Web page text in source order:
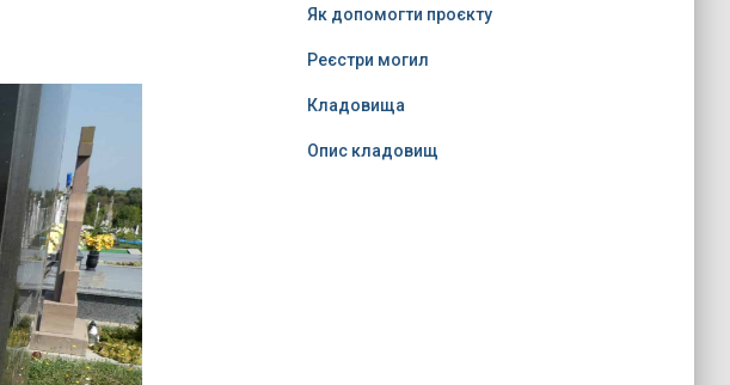
Як допомогти проєкту
Реєстри могил
Кладовища
Опис кладовищ